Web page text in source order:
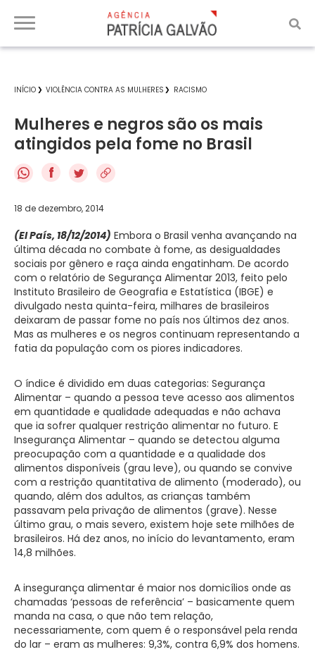
INÍCIO VIOLÊNCIA CONTRA AS MULHERES RACISMO
Mulheres e negros são os mais
atingidos pela fome no Brasil
f
18 de dezembro, 2014
(El País, 18/12/2014) Embora o Brasil venha avançando na
última década no combate à fome, as desigualdades
sociais por gênero e raça ainda engatinham. De acordo
com o relatório de Segurança Alimentar 2013, feito pelo
Instituto Brasileiro de Geografia e Estatística (IBGE) e
divulgado nesta quinta-feira, milhares de brasileiros
deixaram de passar fome no país nos últimos dez anos.
Mas as mulheres e os negros continuam representando a
fatia da população com os piores indicadores.
O índice é dividido em duas categorias: Segurança
Alimentar – quando a pessoa teve acesso aos alimentos
em quantidade e qualidade adequadas e não achava
que ia sofrer qualquer restrição alimentar no futuro. E
Insegurança Alimentar – quando se detectou alguma
preocupação com a quantidade e a qualidade dos
alimentos disponíveis (grau leve), ou quando se convive
com a restrição quantitativa de alimento (moderado), ou
quando, além dos adultos, as crianças também
passavam pela privação de alimentos (grave). Nesse
último grau, o mais severo, existem hoje sete milhões de
brasileiros. Há dez anos, no início do levantamento, eram
14,8 milhões.
A insegurança alimentar é maior nos domicílios onde as
chamadas ‘pessoas de referência’ – basicamente quem
manda na casa, o que não tem relação,
necessariamente, com quem é o responsável pela renda
do lar – eram as mulheres: 9,3%, contra 6,9% dos homens.